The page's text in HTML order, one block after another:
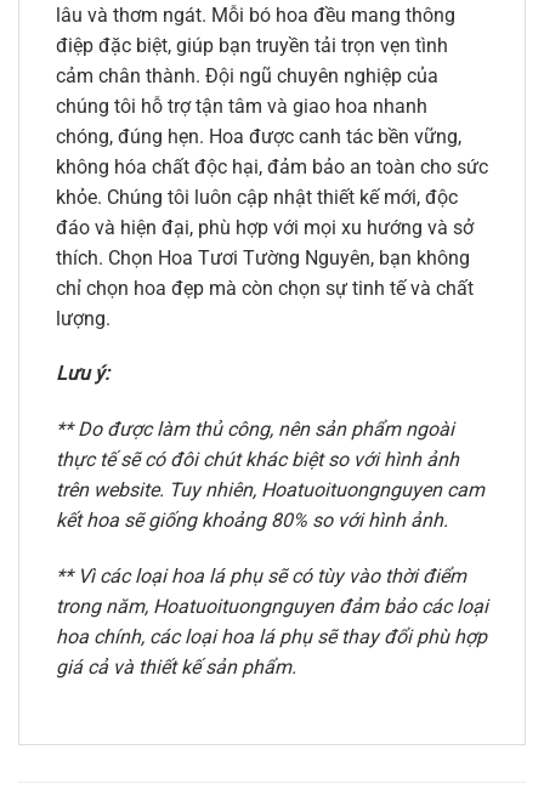
lâu và thơm ngát. Mỗi bó hoa đều mang thông
điệp đặc biệt, giúp bạn truyền tải trọn vẹn tình
cảm chân thành. Đội ngũ chuyên nghiệp của
chúng tôi hỗ trợ tận tâm và giao hoa nhanh
chóng, đúng hẹn. Hoa được canh tác bền vững,
không hóa chất độc hại, đảm bảo an toàn cho sức
khỏe. Chúng tôi luôn cập nhật thiết kế mới, độc
đáo và hiện đại, phù hợp với mọi xu hướng và sở
thích. Chọn Hoa Tươi Tường Nguyên, bạn không
chỉ chọn hoa đẹp mà còn chọn sự tinh tế và chất
lượng.
Lưu ý:
** Do được làm thủ công, nên sản phẩm ngoài
thực tế sẽ có đôi chút khác biệt so với hình ảnh
trên website. Tuy nhiên, Hoatuoituongnguyen cam
kết hoa sẽ giống khoảng 80% so với hình ảnh.
** Vì các loại hoa lá phụ sẽ có tùy vào thời điểm
trong năm, Hoatuoituongnguyen đảm bảo các loại
hoa chính, các loại hoa lá phụ sẽ thay đổi phù hợp
giá cả và thiết kế sản phẩm.